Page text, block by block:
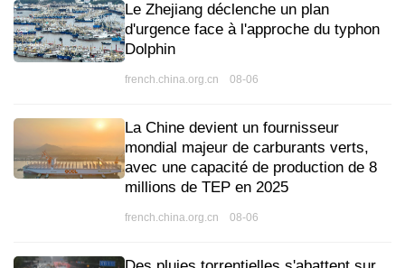
Le Zhejiang déclenche un plan
d'urgence face à l'approche du typhon
Dolphin
french.china.org.cn 08-06
La Chine devient un fournisseur
mondial majeur de carburants verts,
avec une capacité de production de 8
millions de TEP en 2025
french.china.org.cn 08-06